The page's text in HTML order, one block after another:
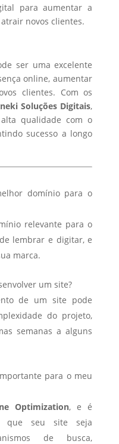
para aumentar a
novos clientes.
ser uma excelente
online, aumentar
clientes. Com os
Soluções Digitais,
qualidade com o
sucesso a longo
domínio para o
relevante para o
lembrar e digitar, e
marca.
um site?
de um site pode
do projeto,
semanas a alguns
para o meu
Optimization, e é
que seu site seja
de busca,